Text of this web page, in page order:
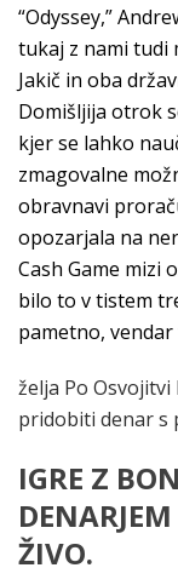
“Odyssey,”
tukaj z nami tudi
Jakič in oba
Domišljija otrok
kjer se lahko
zmagovalne
obravnavi
opozarjala na
Cash Game mizi
bilo to v tistem
pametno, vendar
želja Po
pridobiti denar s
IGRE Z
ŽIVO.